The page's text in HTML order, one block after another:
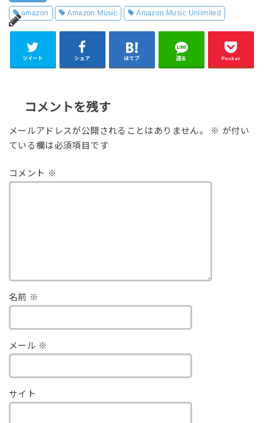
amazon Amazon Music Amazon Music Unlimited
ツイート シェア はてブ 送る Pocket
コメントを残す
メールアドレスが公開されることはありません。 ※ が付い
ている欄は必須項目です
コメント ※
名前 ※
メール ※
サイト